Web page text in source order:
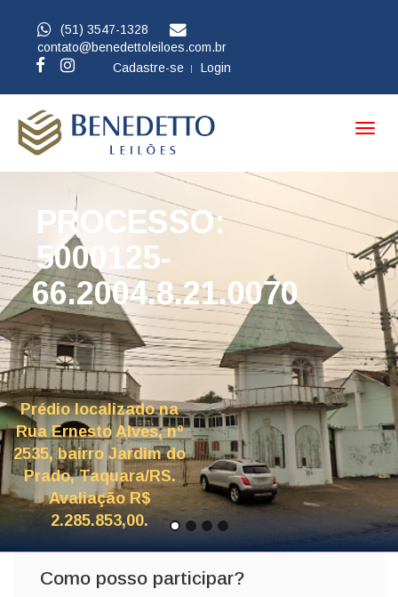
(51) 3547-1328
contato@benedettoleiloes.com.br
Cadastre-se
Login
PROCESSO:
5000125-
66.2004.8.21.0070
Prédio localizado na
Rua Ernesto Alves, nº
2535, bairro Jardim do
Prado, Taquara/RS.
Avaliação R$
2.285.853,00.
Como posso participar?